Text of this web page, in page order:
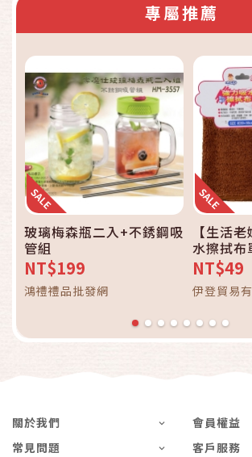
專屬推薦
玻璃梅森瓶二入+不銹鋼吸
管組
NT$199
鴻禮禮品批發網
【生活
水擦拭布
NT$49
伊登貿易
關於我們
會員權益
常見問題
客戶服務